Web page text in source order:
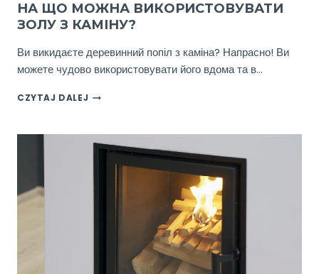
НА ЩО МОЖНА ВИКОРИСТОВУВАТИ
ЗОЛУ З КАМІНУ?
Ви викидаєте деревинний попіл з каміна? Напрасно! Ви
можете чудово використовувати його вдома та в…
CZYTAJ DALEJ НА
ВИКОРИСТОВУВАТИ
ЗОЛУ
КАМІНУ?